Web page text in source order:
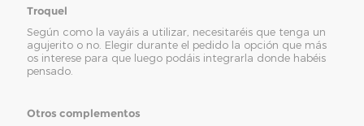
Troquel
Según como la vayáis a utilizar, necesitaréis que tenga un
agujerito o no. Elegir durante el pedido la opción que más
os interese para que luego podáis integrarla donde habéis
pensado.
Otros complementos